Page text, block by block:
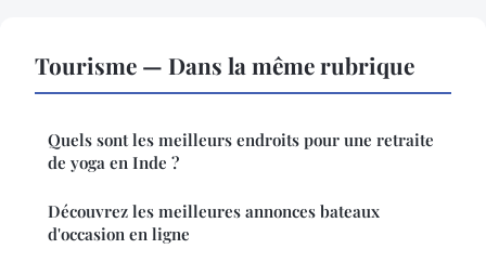
Tourisme — Dans la même rubrique
Quels sont les meilleurs endroits pour une retraite
de yoga en Inde ?
Découvrez les meilleures annonces bateaux
d'occasion en ligne